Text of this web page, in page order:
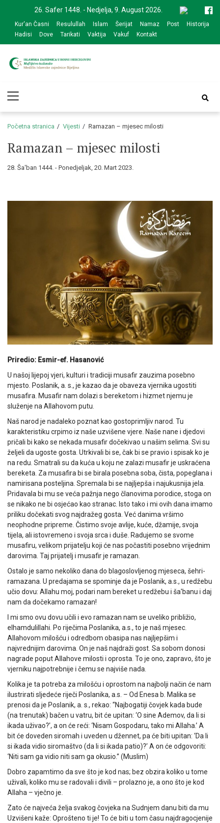
navigation
content
26. Safer 1448. - Nedjelja, 9. August 2026.
Kur'an Časni Resulullah Islam Šerijat Namaz Post
Historija
Hadisi
Dove Tarikati Vaktija Vakuf Kontakt
zajednice Bijeljina
Menu
Početna stranica Vijesti Ramazan – mjesec milosti
Ramazan – mjesec milosti
28. Ša'ban 1444. - Ponedjeljak, 20. Mart 2023.
Priredio: Esmir-ef. Hasanović
U našoj lijepoj vjeri, kulturi i tradiciji musafir zauzima posebno
mjesto. Poslanik, a. s., je kazao da je obaveza vjernika ugostiti
musafira. Musafir nam dolazi s bereketom i hizmet njemu je
služenje na Allahovom putu.
Naš narod je nadaleko poznat kao gostoprimljiv narod. Tu
karakteristiku crpimo iz naše uzvišene vjere. Naše nane i djedovi
pričali bi kako se nekada musafir dočekivao u našim selima. Svi su
željeli da ugoste gosta. Utrkivali bi se, čak bi se pravio i spisak ko je
na redu. Smatrali su da kuća u koju ne zalazi musafir je uskraćena
bereketa. Za musafira bi se birala posebna soba, čista, popeglana i
namirisana posteljina. Spremala bi se najljepša i najukusnija jela.
Pridavala bi mu se veća pažnja nego članovima porodice, stoga on
se nikako ne bi osjećao kao stranac. Isto tako i mi ovih dana imamo
priliku dočekati svog najdražeg gosta. Već danima vršimo
neophodne pripreme. Čistimo svoje avlije, kuće, džamije, svoja
tijela, ali istovremeno i svoja srca i duše. Radujemo se svome
musafiru, velikom prijatelju koji će nas počastiti posebno vrijednim
darovima. Taj prijatelj i musafir je ramazan.
Ostalo je samo nekoliko dana do blagoslovljenog mjeseca, šehri-
ramazana. U predajama se spominje da je Poslanik, a.s., u redžebu
učio dovu: Allahu moj, podari nam bereket u redžebu i ša'banu i daj
nam da dočekamo ramazan!
I mi smo ovu dovu učili i evo ramazan nam se uveliko približio,
elhamdulillahi. Po riječima Poslanika, a.s., to je naš mjesec.
Allahovom milošću i odredbom obasipa nas najljepšim i
najvrednijim darovima. On je naš najdraži gost. Sa sobom donosi
nagrade poput Allahove milosti i oprosta. To je ono, zapravo, što je
vjerniku najpotrebnije i čemu se najviše nada.
Kolika je ta potreba za milošću i oprostom na najbolji način će nam
ilustrirati sljedeće riječi Poslanika, a.s. – Od Enesa b. Malika se
prenosi da je Poslanik, a. s., rekao: “Najbogatiji čovjek kada bude
(na trenutak) bačen u vatru, bit će upitan: ‘O sine Ademov, da li si
ikada uživao?’, a on će reći: ‘Nisam Gospodaru, tako mi Allaha.’ A
bit će doveden siromah i uveden u džennet, pa će biti upitan: ‘Da li
si ikada vidio siromaštvo (da li si ikada patio)?’ A on će odgovoriti:
‘Niti sam ga vidio niti sam ga okusio.” (Muslim)
Dobro zapamtimo da sve što je kod nas; bez obzira koliko u tome
uživali, koliko mu se radovali i divili – prolazno je, a ono što je kod
Allaha – vječno je.
Zato će najveća želja svakog čovjeka na Sudnjem danu biti da mu
Uzvišeni kaže: Oprošteno ti je! To će biti u tom času najdragocjenije